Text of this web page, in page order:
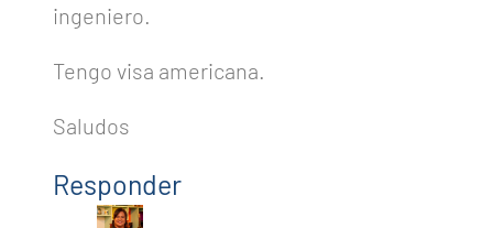
ingeniero.
Tengo visa americana.
Saludos
Responder